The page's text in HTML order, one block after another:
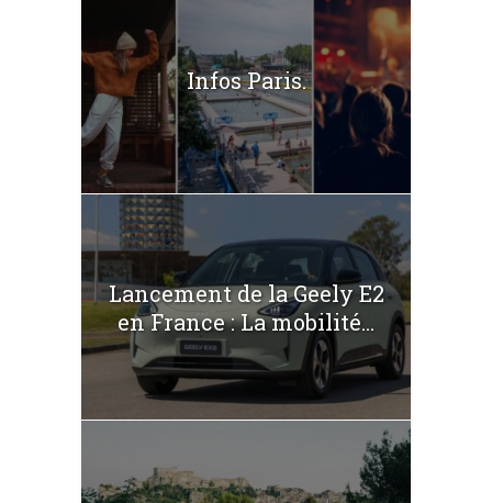
Infos Paris.
Lancement de la Geely E2
en France : La mobilité...